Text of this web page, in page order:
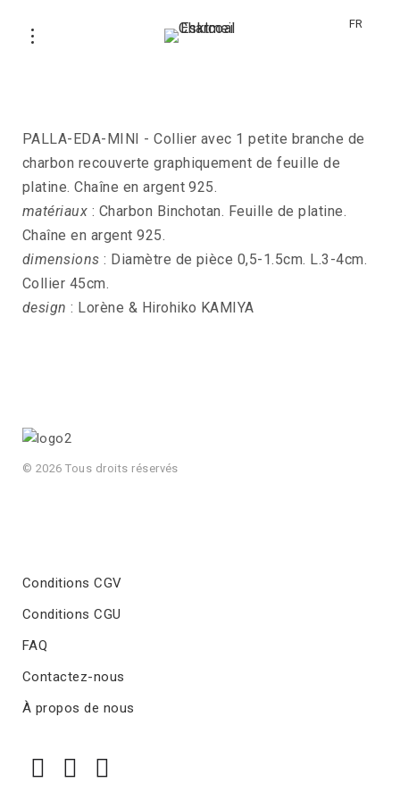
FR
PALLA-EDA-MINI - Collier avec 1 petite branche de
charbon recouverte graphiquement de feuille de
platine. Chaîne en argent 925.
matériaux : Charbon Binchotan. Feuille de platine.
Chaîne en argent 925.
dimensions : Diamètre de pièce 0,5-1.5cm. L.3-4cm.
Collier 45cm.
design : Lorène & Hirohiko KAMIYA
© 2026 Tous droits réservés
Conditions CGV
Conditions CGU
FAQ
Contactez-nous
À propos de nous